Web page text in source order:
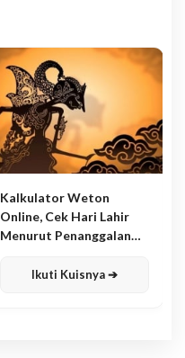
Kalkulator Weton
Online, Cek Hari Lahir
Menurut Penanggalan
Ikuti Kuisnya ➔